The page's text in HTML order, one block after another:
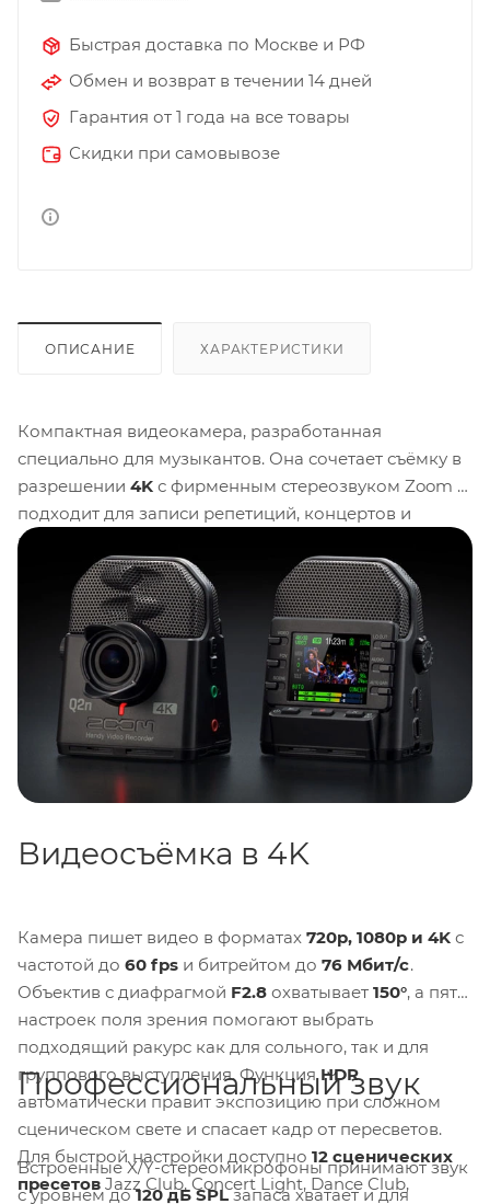
Быстрая доставка по Москве и РФ
Обмен и возврат в течении 14 дней
Гарантия от 1 года на все товары
Скидки при самовывозе
ОПИСАНИЕ ХАРАКТЕРИСТИКИ
Компактная видеокамера, разработанная
специально для музыкантов. Она сочетает съёмку в
разрешении 4K с фирменным стереозвуком Zoom и
подходит для записи репетиций, концертов и
прямых трансляций. Ключевые преимущества
модели широкоугольная оптика150°, встроенные
X/Y-микрофоны и управление записью одной
кнопкой.
Видеосъёмка в 4K
Камера пишет видео в форматах 720p, 1080p и 4K с
частотой до 60 fps и битрейтом до 76 Мбит/с.
Объектив с диафрагмой F2.8 охватывает 150°, а пять
настроек поля зрения помогают выбрать
подходящий ракурс как для сольного, так и для
группового выступления. ФункцияHDR
автоматически правит экспозицию при сложном
сценическом свете и спасает кадр от пересветов.
Для быстрой настройки доступно 12 сценических
пресетов Jazz Club, Concert Light, Dance Club,
Профессиональный звук
Встроенные X/Y-стереомикрофоны принимают звук
с уровнем до120 дБ SPLзапаса хватает и для